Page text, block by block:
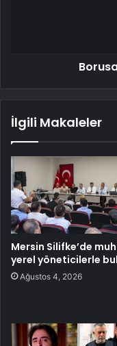
İlgili Makaleler
Mersin Silifke’de
yerel yöneticilerle
Ağustos 4, 2026